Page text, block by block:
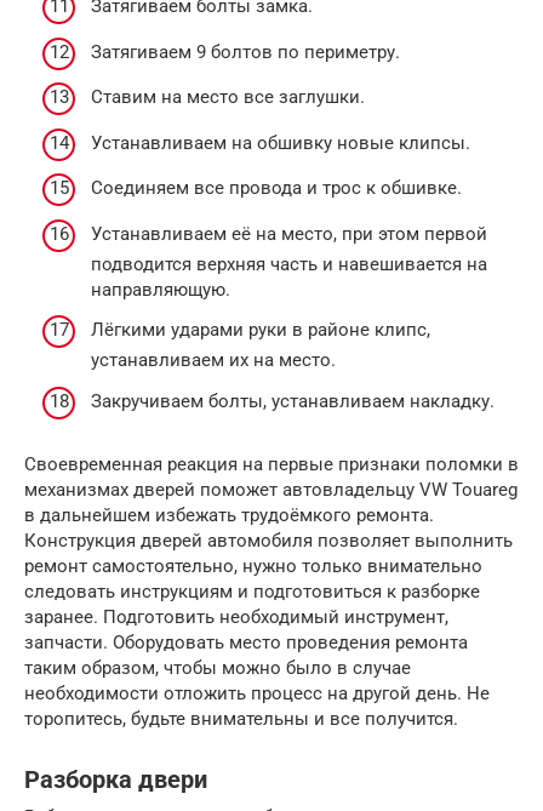
Затягиваем болты замка.
Затягиваем 9 болтов по периметру.
Ставим на место все заглушки.
Устанавливаем на обшивку новые клипсы.
Соединяем все провода и трос к обшивке.
Устанавливаем её на место, при этом первой
подводится верхняя часть и навешивается на
направляющую.
Лёгкими ударами руки в районе клипс,
устанавливаем их на место.
Закручиваем болты, устанавливаем накладку.
Своевременная реакция на первые признаки поломки в
механизмах дверей поможет автовладельцу VW Touareg
в дальнейшем избежать трудоёмкого ремонта.
Конструкция дверей автомобиля позволяет выполнить
ремонт самостоятельно, нужно только внимательно
следовать инструкциям и подготовиться к разборке
заранее. Подготовить необходимый инструмент,
запчасти. Оборудовать место проведения ремонта
таким образом, чтобы можно было в случае
необходимости отложить процесс на другой день. Не
торопитесь, будьте внимательны и все получится.
Разборка двери